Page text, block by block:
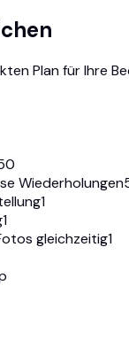
Plan für Ihre
Wiederholungen
1
1
gleichzeitig1